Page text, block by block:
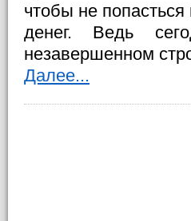
чтобы не
денег. Ведь
незавершенном
Далее...